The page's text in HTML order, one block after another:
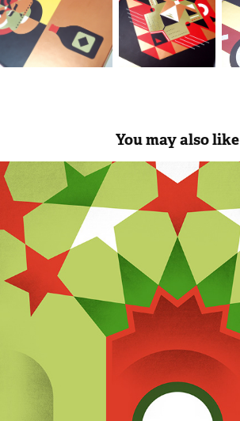
You may also like
UNO-DUE IDENTITY BOOK